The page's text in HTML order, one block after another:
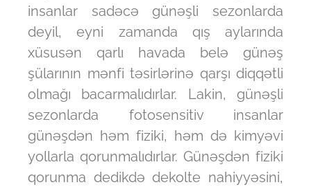
insanlar sadəcə günəşli sezonlarda
deyil, eyni zamanda qış aylarında
xüsusən qarlı havada belə günəş
şülarının mənfi təsirlərinə qarşı diqqətli
olmağı bacarmalıdırlar. Lakin, günəşli
sezonlarda fotosensitiv insanlar
günəşdən həm fiziki, həm də kimyəvi
yollarla qorunmalıdırlar. Günəşdən fiziki
qorunma dedikdə dekolte nahiyyəsini,